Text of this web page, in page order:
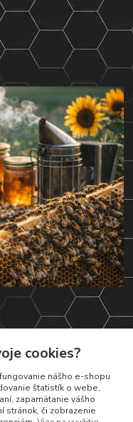
cookies?
nášho e-shopu
štatistík o webe,
zapamätanie vášho
stránok, či zobrazenie